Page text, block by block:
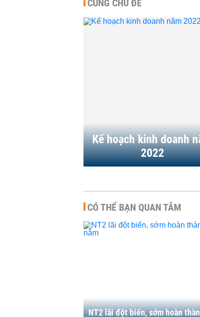
CÙNG CHỦ ĐỀ
Kế hoạch kinh doanh
2022
Tập đoàn Bảo
nhuận năm
Lợi nhuận quý
16:50 | 26/01/
CÓ THỂ BẠN QUAN TÂM
NT2 lãi đột biến, sớm hoàn